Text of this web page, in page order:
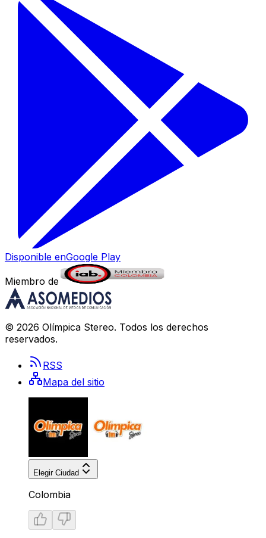
Disponible enGoogle Play
Miembro de
© 2026 Olímpica Stereo. Todos los derechos
reservados.
RSS
Mapa del sitio
Elegir Ciudad
Colombia